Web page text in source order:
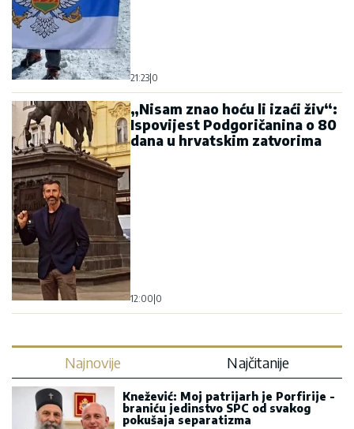
21:23|0
„Nisam znao hoću li izaći živ“:
Ispovijest Podgoričanina o 80
dana u hrvatskim zatvorima
12:00|0
Najnovije Najčitanije
Knežević: Moj patrijarh je Porfirije -
braniću jedinstvo SPC od svakog
pokušaja separatizma